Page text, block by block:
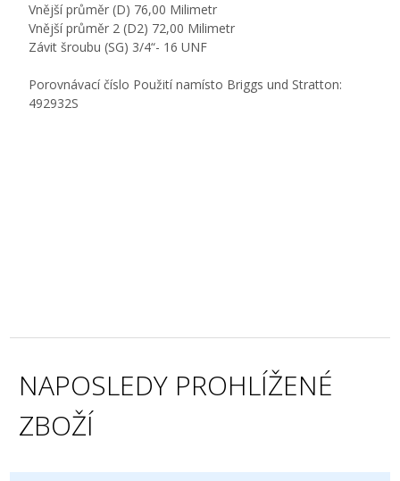
Vnější průměr (D) 76,00 Milimetr
Vnější průměr 2 (D2) 72,00 Milimetr
Závit šroubu (SG) 3/4“- 16 UNF
Porovnávací číslo Použití namísto Briggs und Stratton:
492932S
NAPOSLEDY PROHLÍŽENÉ
ZBOŽÍ